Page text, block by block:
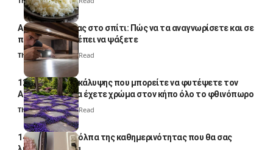
Αυγά κατσαρίδας στο σπίτι: Πώς να τα αναγνωρίσετε και σε
ποια σημεία πρέπει να ψάξετε
Thali Ombre4 Min Read
12 φυτά εδαφοκάλυψης που μπορείτε να φυτέψετε τον
Αύγουστο για να έχετε χρώμα στον κήπο όλο το φθινόπωρο
Thali Ombre7 Min Read
14 πανέξυπνα κόλπα της καθημερινότητας που θα σας